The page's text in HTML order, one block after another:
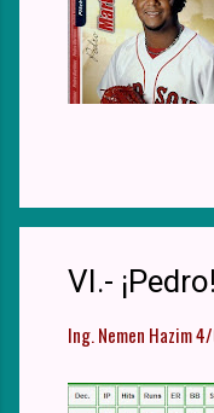
VI.- ¡Pedro!
Ing. Nemen Hazim4/